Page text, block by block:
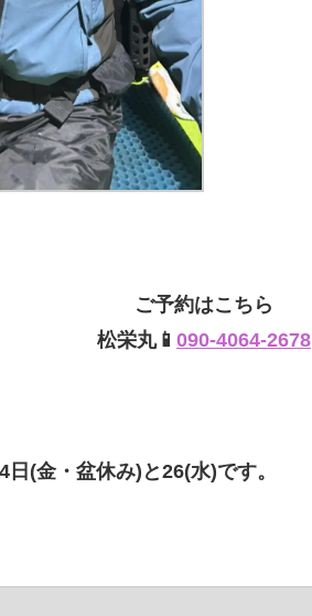
ご予約はこちら
松栄丸📱 090-4064-2678
(金・盆休み)と26(水)です。